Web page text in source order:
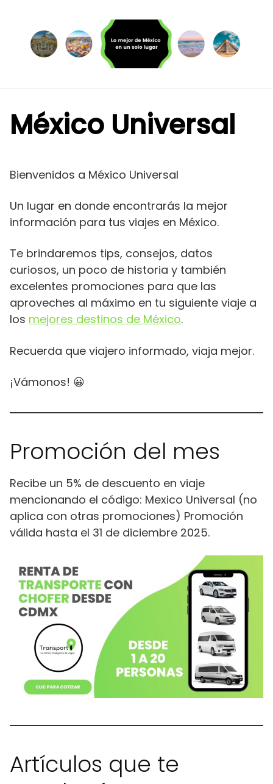
contenido
México Universal
Bienvenidos a México Universal
Un lugar en donde encontrarás la mejor
información para tus viajes en México.
Te brindaremos tips, consejos, datos
curiosos, un poco de historia y también
excelentes promociones para que las
aproveches al máximo en tu siguiente viaje a
los mejores destinos de México.
Recuerda que viajero informado, viaja mejor.
¡Vámonos! 😀
Promoción del mes
Recibe un 5% de descuento en viaje
mencionando el código: Mexico Universal (no
aplica con otras promociones) Promoción
válida hasta el 31 de diciembre 2025.
Artículos que te